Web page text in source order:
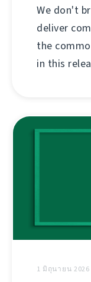
We don't
deliver
the
in this
1 มิถุนายน 2026